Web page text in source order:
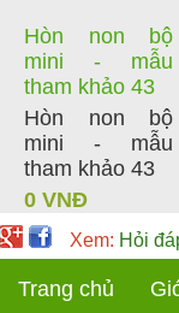
Hòn non bộ
mini - mẫu
tham khảo 43
Hòn non bộ
mini - mẫu
tham khảo 43
0 VNĐ
Xem: Hỏi
Trang chủ